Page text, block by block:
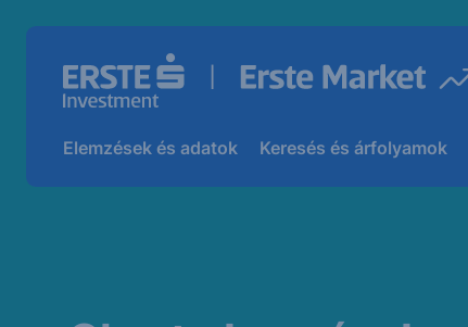
Elemzések és adatok Keresés és árfolyamok